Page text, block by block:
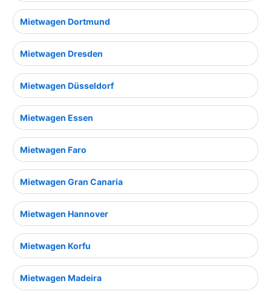
Mietwagen Dortmund
Mietwagen Dresden
Mietwagen Düsseldorf
Mietwagen Essen
Mietwagen Faro
Mietwagen Gran Canaria
Mietwagen Hannover
Mietwagen Korfu
Mietwagen Madeira